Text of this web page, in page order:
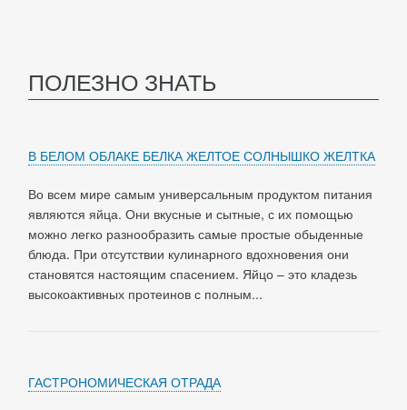
ПОЛЕЗНО ЗНАТЬ
В БЕЛОМ ОБЛАКЕ БЕЛКА ЖЕЛТОЕ СОЛНЫШКО ЖЕЛТКА
Во всем мире самым универсальным продуктом питания
являются яйца. Они вкусные и сытные, с их помощью
можно легко разнообразить самые простые обыденные
блюда. При отсутствии кулинарного вдохновения они
становятся настоящим спасением. Яйцо – это кладезь
высокоактивных протеинов с полным...
ГАСТРОНОМИЧЕСКАЯ ОТРАДА